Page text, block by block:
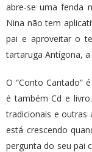
abre-se uma fenda
Nina não tem
pai e aproveitar o
tartaruga Antígona, a
O “Conto Cantado”
é também Cd e
tradicionais e outras
está crescendo
pergunta do seu pai